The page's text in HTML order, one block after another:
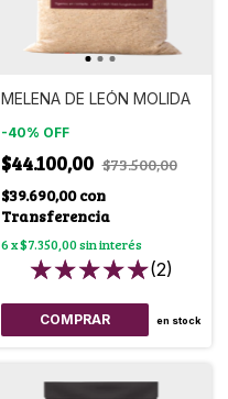
MELENA DE LEÓN MOLIDA
-40% OFF
$44.100,00 $73.500,00
$39.690,00con
Transferencia
6x$7.350,00sin interés
(2)
COMPRAR en stock